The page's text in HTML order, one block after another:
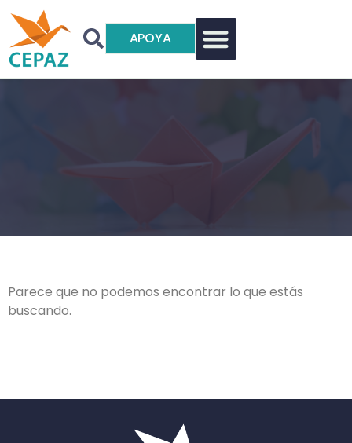
APOYA
Parece que no podemos encontrar lo que estás
buscando.